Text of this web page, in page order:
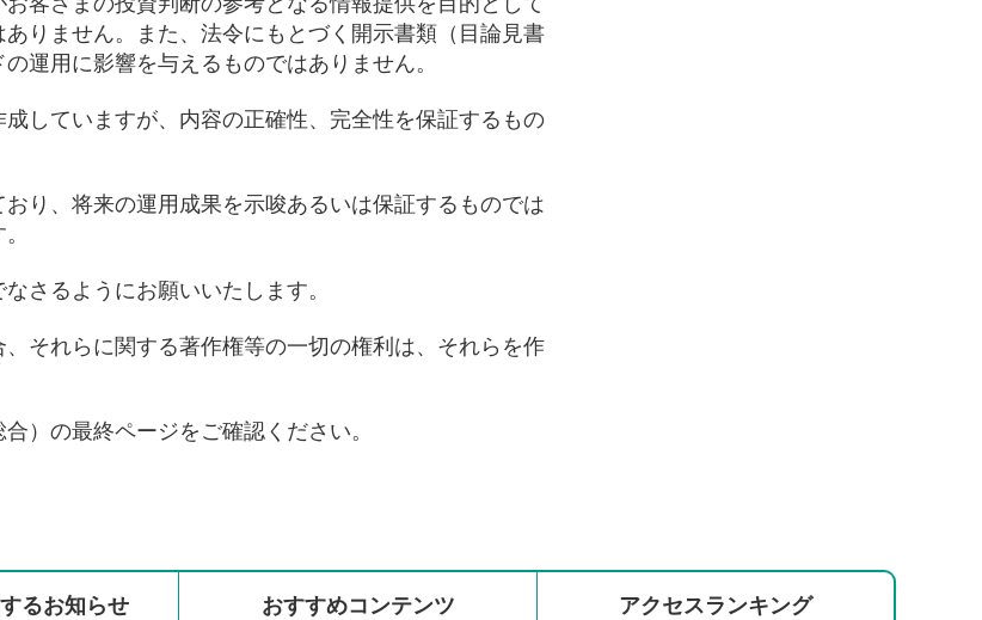
りません。また、法令にもとづく開示書類（目論見書
運用に影響を与えるものではありません。
していますが、内容の正確性、完全性を保証するもの
り、将来の運用成果を示唆あるいは保証するものでは
さるようにお願いいたします。
それらに関する著作権等の一切の権利は、それらを作
）の最終ページをご確認ください。
るお知らせ おすすめコンテンツ アクセスランキング